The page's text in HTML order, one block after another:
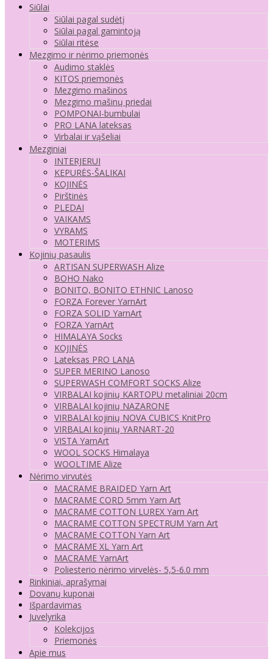
Siūlai
Siūlai pagal sudėtį
Siūlai pagal gamintoją
Siūlai ritėse
Mezgimo ir nėrimo priemonės
Audimo staklės
KITOS priemonės
Mezgimo mašinos
Mezgimo mašinų priedai
POMPONAI-bumbulai
PRO LANA lateksas
Virbalai ir vąšeliai
Mezginiai
INTERJERUI
KEPURĖS-ŠALIKAI
KOJINĖS
Pirštinės
PLEDAI
VAIKAMS
VYRAMS
MOTERIMS
Kojinių pasaulis
ARTISAN SUPERWASH Alize
BOHO Nako
BONITO, BONITO ETHNIC Lanoso
FORZA Forever YarnArt
FORZA SOLID YarnArt
FORZA YarnArt
HIMALAYA Socks
KOJINĖS
Lateksas PRO LANA
SUPER MERINO Lanoso
SUPERWASH COMFORT SOCKS Alize
VIRBALAI kojinių KARTOPU metaliniai 20cm
VIRBALAI kojinių NAZARONE
VIRBALAI kojinių NOVA CUBICS KnitPro
VIRBALAI kojinių YARNART-20
VISTA YarnArt
WOOL SOCKS Himalaya
WOOLTIME Alize
Nėrimo virvutės
MACRAME BRAIDED Yarn Art
MACRAME CORD 5mm Yarn Art
MACRAME COTTON LUREX Yarn Art
MACRAME COTTON SPECTRUM Yarn Art
MACRAME COTTON Yarn Art
MACRAME XL Yarn Art
MACRAME YarnArt
Poliesterio nėrimo virvelės- 5,5-6.0 mm
Rinkiniai, aprašymai
Dovanų kuponai
Išpardavimas
Juvelyrika
Kolekcijos
Priemonės
Apie mus